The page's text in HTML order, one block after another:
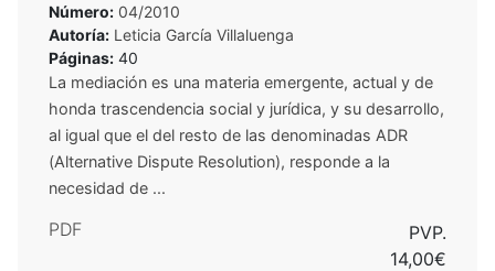
Número: 04/2010
Autoría: Leticia García Villaluenga
Páginas: 40
La mediación es una materia emergente, actual y de
honda trascendencia social y jurídica, y su desarrollo,
al igual que el del resto de las denominadas ADR
(Alternative Dispute Resolution), responde a la
necesidad de ...
PDF
PVP.
14,00€